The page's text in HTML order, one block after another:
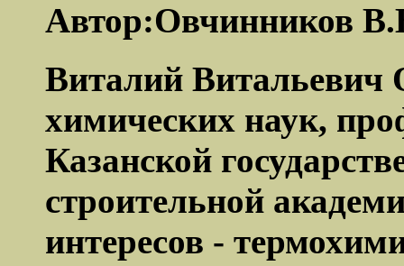
Автор:Овчинников
Виталий Витальевич
химических наук,
Казанской
строительной
интересов -